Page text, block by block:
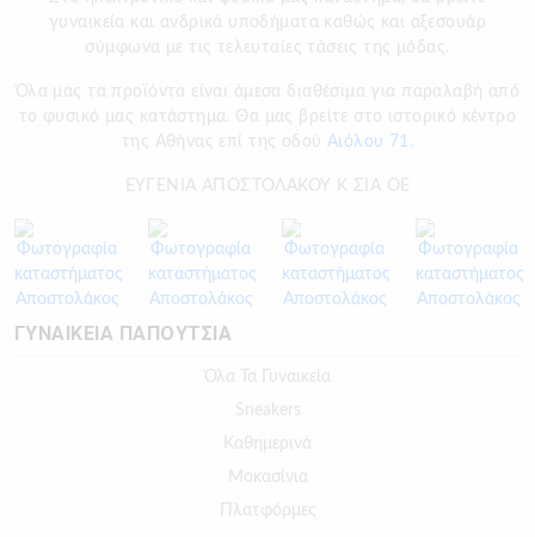
γυναικεία και ανδρικά υποδήματα καθώς και αξεσουάρ
σύμφωνα με τις τελευταίες τάσεις της μόδας.
Όλα μας τα προϊόντα είναι άμεσα διαθέσιμα για παραλαβή από
το φυσικό μας κατάστημα. Θα μας βρείτε στο ιστορικό κέντρο
της Αθήνας επί της οδού Αιόλου 71.
ΕΥΓΕΝΙΑ ΑΠΟΣΤΟΛΑΚΟΥ Κ ΣΙΑ ΟΕ
ΓΥΝΑΙΚΕΙΑ ΠΑΠΟΥΤΣΙΑ
Όλα Τα Γυναικεία
Sneakers
Καθημερινά
Μοκασίνια
Πλατφόρμες